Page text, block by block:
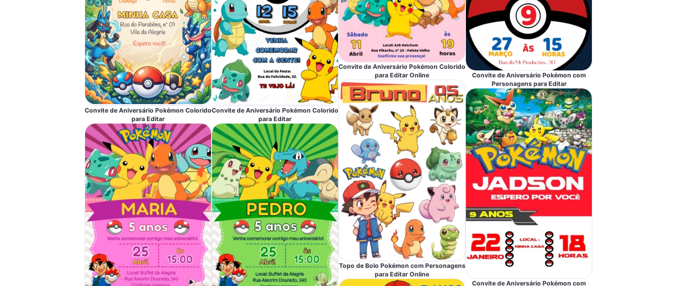
Convite de Aniversário Pokémon Colorido
para Editar
Convite de Aniversário Pokémon Colorido
para Editar
Convite de Aniversário Pokémon Colorido
para Editar Online
Topo de Bolo Pokémon com Personagens
para Editar Online
Convite de Aniversário Pokémon com
Personagens para Editar
Convite de Aniversário Pokémon com